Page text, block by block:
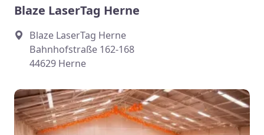
Blaze LaserTag Herne
Blaze LaserTag Herne
Bahnhofstraße 162-168
44629 Herne